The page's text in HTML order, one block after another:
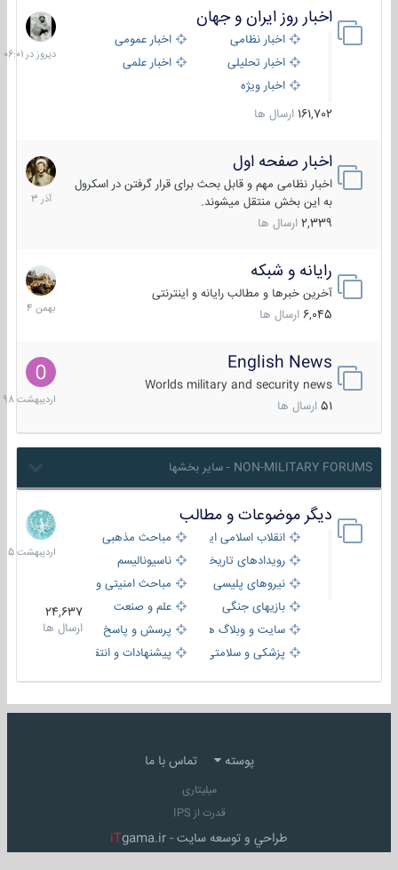
اخبار روز ایران و جهان
اخبار نظامی
اخبار عمومی
اخبار تحلیلی
اخبار علمی
اخبار ویژه
161,702 ارسال ها
دیروز
در
06:01
اخبار صفحه اول
اخبار نظامی مهم و قابل بحث برای قرار گرفتن در اسکرول
به این بخش منتقل میشوند.
2,339 ارسال ها
7
آذر
1403
رایانه و شبکه
آخرین خبرها و مطالب رایانه و اینترنتی
6,045 ارسال ها
30
بهمن
1404
English News
Worlds military and security news
51 ارسال ها
10
1398
NON-MILITARY FORUMS - سایر بخشها
دیگر موضوعات و مطالب
انقلاب اسلامی ایران
مباحث مذهبی
رویدادهای تاریخی و مذهبیناسیونالیسم
نیروهای پلیسی
مباحث امنیتی و اطلاعاتی
بازیهای جنگی
علم و صنعت
سایت و وبلاگ ها
پرسش و پاسخ
پزشکی و سلامتی
پیشنهادات و انتقادات
24,637
ارسال ها
8
1405
پوسته تماس با ما
میلیتاری
قدرت از IPS
طراحي و توسعه سايت - iTgama.ir